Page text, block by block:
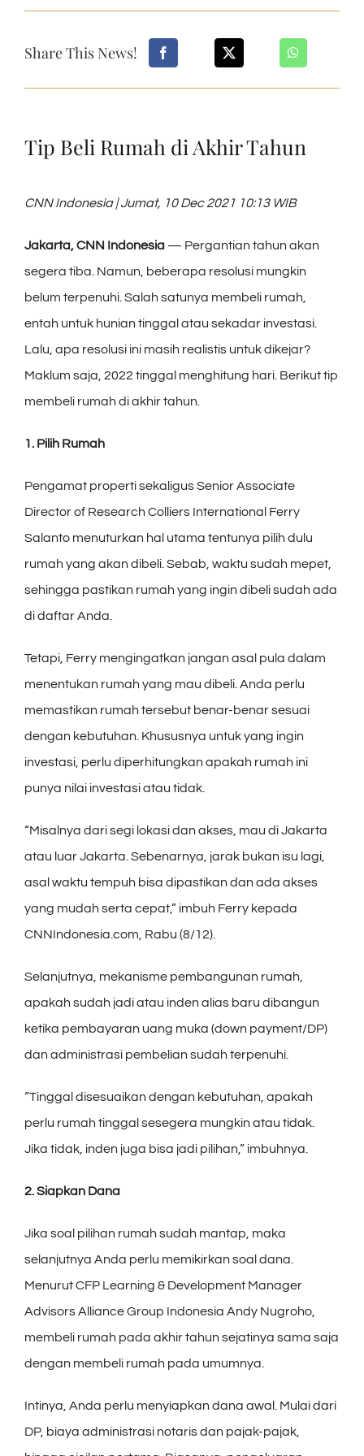
Share This News!
Tip Beli Rumah di Akhir Tahun
CNN Indonesia | Jumat, 10 Dec 2021 10:13 WIB
Jakarta, CNN Indonesia— Pergantian tahun akan
segera tiba. Namun, beberapa resolusi mungkin
belum terpenuhi. Salah satunya membeli rumah,
entah untuk hunian tinggal atau sekadar investasi.
Lalu, apa resolusi ini masih realistis untuk dikejar?
Maklum saja, 2022 tinggal menghitung hari. Berikut tip
membeli rumah di akhir tahun.
1. Pilih Rumah
Pengamat properti sekaligus Senior Associate
Director of Research Colliers International Ferry
Salanto menuturkan hal utama tentunya pilih dulu
rumah yang akan dibeli. Sebab, waktu sudah mepet,
sehingga pastikan rumah yang ingin dibeli sudah ada
di daftar Anda.
Tetapi, Ferry mengingatkan jangan asal pula dalam
menentukan rumah yang mau dibeli. Anda perlu
memastikan rumah tersebut benar-benar sesuai
dengan kebutuhan. Khususnya untuk yang ingin
investasi, perlu diperhitungkan apakah rumah ini
punya nilai investasi atau tidak.
“Misalnya dari segi lokasi dan akses, mau di Jakarta
atau luar Jakarta. Sebenarnya, jarak bukan isu lagi,
asal waktu tempuh bisa dipastikan dan ada akses
yang mudah serta cepat,” imbuh Ferry kepada
CNNIndonesia.com, Rabu (8/12).
Selanjutnya, mekanisme pembangunan rumah,
apakah sudah jadi atau inden alias baru dibangun
ketika pembayaran uang muka (down payment/DP)
dan administrasi pembelian sudah terpenuhi.
“Tinggal disesuaikan dengan kebutuhan, apakah
perlu rumah tinggal sesegera mungkin atau tidak.
Jika tidak, inden juga bisa jadi pilihan,” imbuhnya.
2. Siapkan Dana
Jika soal pilihan rumah sudah mantap, maka
selanjutnya Anda perlu memikirkan soal dana.
Menurut CFP Learning & Development Manager
Advisors Alliance Group Indonesia Andy Nugroho,
membeli rumah pada akhir tahun sejatinya sama saja
dengan membeli rumah pada umumnya.
Intinya, Anda perlu menyiapkan dana awal. Mulai dari
DP, biaya administrasi notaris dan pajak-pajak,